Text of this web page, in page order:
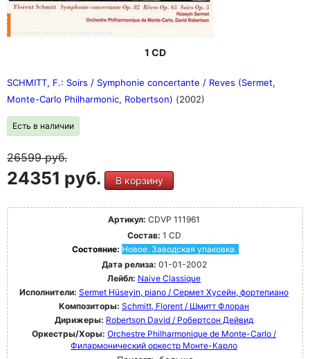
1 CD
SCHMITT, F.: Soirs / Symphonie concertante / Reves (Sermet,
Monte-Carlo Philharmonic, Robertson) (2002)
Есть в наличии
26599руб.
24351 руб. В корзину
Артикул: CDVP 111961
Состав: 1 CD
Состояние: Новое. Заводская упаковка.
Дата релиза: 01-01-2002
Лейбл: Naive Classique
Исполнители: Sermet Hüseyin, piano / Сермет Хусейн, фортепиано
Композиторы: Schmitt, Florent / Шмитт Флоран
Дирижеры: Robertson David / Робертсон Дейвид
Оркестры/Хоры: Orchestre Philharmonique de Monte-Carlo /
Филармонический оркестр Монте-Карло